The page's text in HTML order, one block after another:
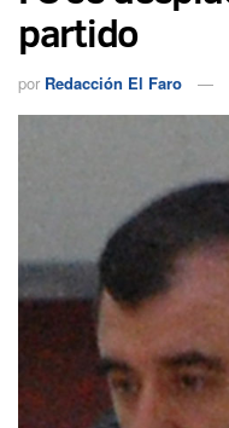
partido
por Redacción El Faro